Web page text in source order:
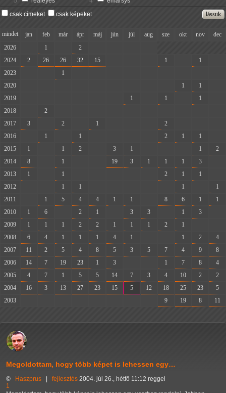
csak címeket
csak képeket
mindet jan feb már ápr máj jún júl aug sze okt nov
dec
2026
1 2
2024
2 26 26 32 15 1 1
2023
1
2020
1 1
2019
1 1 1
2018
2
2017
3 2 1 2
2016
1 1 2 1 1
2015
1 1 2 3 1 1
2
2014
8 1 19 3 1 1 1 3
2013
1 1 2 1 1
2012
1 1 1
1
2011
1 5 4 4 1 1 8 6 1
1
2010
1 6 2 1 3 3 1 3
2009
1 1 1 2 2 1 1 1 2 1
2008
6 4 1 1 1 4 1 1 2
4
2007
11 2 5 4 8 5 3 5 7 4 9
8
2006
14 7 19 23 1 3 1 7 8
4
2005
4 7 1 5 5 14 7 3 4 10 2
2
2004
16 3 13 27 23 15 5 12 18 25 23
5
2003
9 19 8 11
Megoldottam, hogy több képet is lehessen egy…
© Haszprus fejlesztés 2004. júl 26., hétfő 11:12 reggel
1